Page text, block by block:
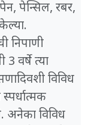
पेन्सिल, रबर,
निपाणी
वर्षे त्या
विविध
अनेका विविध